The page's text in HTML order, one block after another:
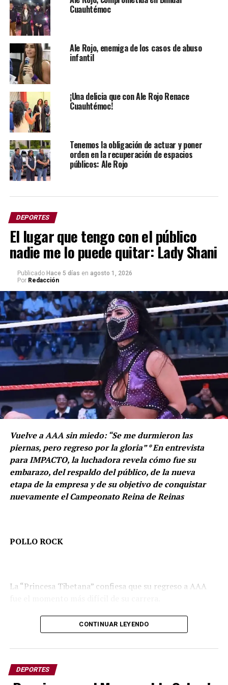
Asociación que atienden diariamente a personas en
proceso de recuperación.
“La pelea más dura hoy ocurre fuera del ring. Las
adicciones no se combaten con rechazo, se combaten
acompañando y dando oportunidades”, añade.
Rojo de la Vega Piccolo subraya que esta acción forma
parte de una política pública integral que apuesta por el
deporte y la recuperación de espacios como motores de
cambio social.
En ese sentido, destacó que durante el presente año de
gobierno se impulsó el programa “Éntrale con los
Atletas”, beneficiando a 200 deportistas, además de
alcanzar una cosecha histórica de 96 medallas en los
Juegos Juveniles e Infantiles 2025.
Cuauhtémoc
Ale Rojo, enemiga de los casos de abuso
infantil
¡Una delicia que con Ale Rojo Renace
Cuauhtémoc!
Tenemos la obligación de actuar y poner
orden en la recuperación de espacios
públicos: Ale Rojo
DEPORTES
El lugar que tengo con el público
nadie me lo puede quitar: Lady Shani
Publicado Hace 5 días en agosto 1, 2026
Por Redacción
Vuelve a AAA sin miedo: “Se me durmieron las
piernas, pero regreso por la gloria” * En entrevista
para IMPACTO, la luchadora revela cómo fue su
embarazo, del respaldo del público, de la nueva
etapa de la empresa y de su objetivo de conquistar
nuevamente el Campeonato Reina de Reinas
POLLO ROCK
La “Princesa Tibetana” confiesa que su regreso a AAA
En entrevista paraIMPACTO , habla del respaldo del
público, de la nueva etapa de la empresa y de su objetivo
CONTINUAR LEYENDO
DEPORTES